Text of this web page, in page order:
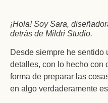
¡Hola! Soy Sara,
detrás de Mildri Studio.
Desde siempre he
detalles, con lo hecho con
forma de preparar las
en algo verdaderamente